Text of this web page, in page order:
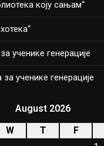
коју сањам“
ученике генерације
ученике генерације
August 2026
W T F